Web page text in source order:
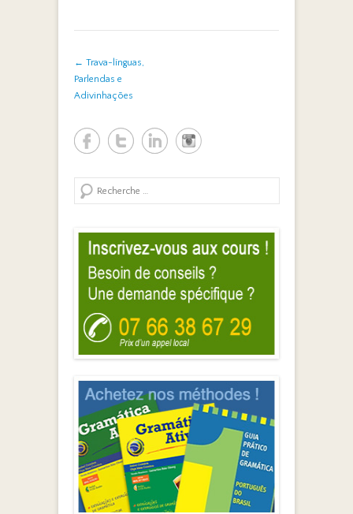
Post navigation
← Trava-línguas,
Parlendas e
Adivinhações
Search